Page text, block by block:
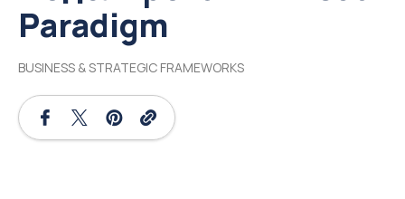
Paradigm
BUSINESS & STRATEGIC FRAMEWORKS